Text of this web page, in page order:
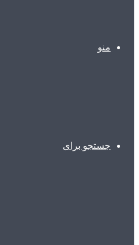
منو
جستجو برای